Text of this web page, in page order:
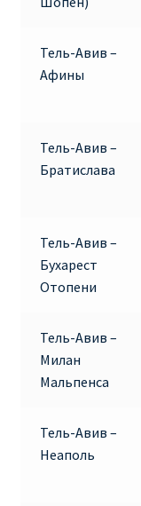
АВИАБИЛЕТЫ
Акции RYANAIR из
Барселона
БИЛЕТЫ
БИЛЕТЫ
Тель-Авив –
Афины
Тель-Авив –
Братислава
Тель-Авив –
Бухарест
Отопени
Тель-Авив –
Милан
Мальпенса
Тель-Авив –
Неаполь